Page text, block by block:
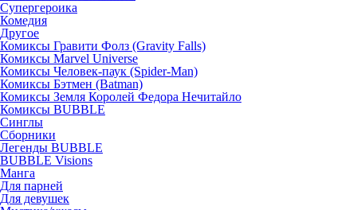
Супергероика
Комедия
Другое
Комиксы Гравити Фолз (Gravity Falls)
Комиксы Marvel Universe
Комиксы Человек-паук (Spider-Man)
Комиксы Бэтмен (Batman)
Комиксы Земля Королей Федора Нечитайло
Комиксы BUBBLE
Синглы
Сборники
Легенды BUBBLE
BUBBLE Visions
Манга
Для парней
Для девушек